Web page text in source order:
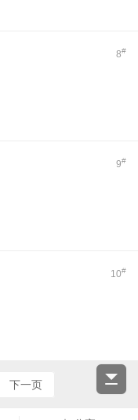
8#
9#
10#
下一页